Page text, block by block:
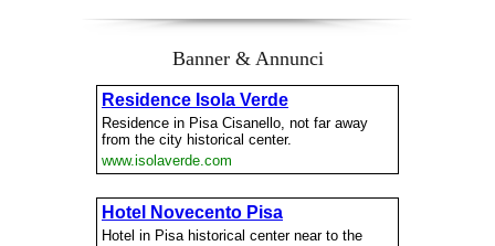
Banner & Annunci